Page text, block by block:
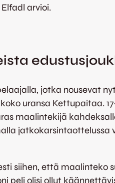
arvioi.
jotka nousevat
uransa Kettupaitaa.
maalintekijä
siihen, että maalinteko
peli olisi ollut